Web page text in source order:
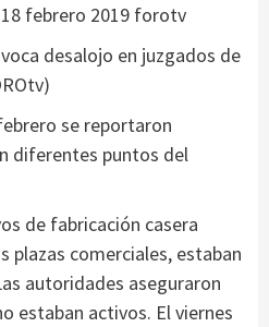
febrero 2019 forotv
desalojo en juzgados de
se reportaron
diferentes puntos del
de fabricación casera
plazas comerciales, estaban
autoridades aseguraron
estaban activos. El viernes